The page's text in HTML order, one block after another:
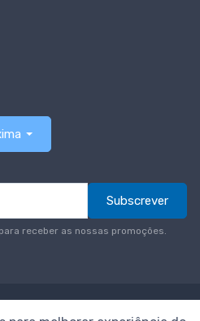
Subscrever
receber as nossas promoções.
reservadosNeomáquina